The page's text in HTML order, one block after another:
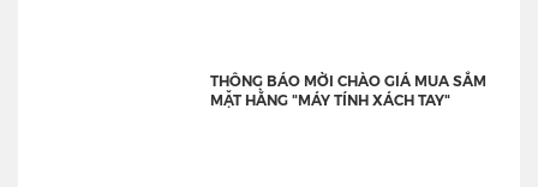
THÔNG BÁO MỜI CHÀO GIÁ MUA SẮM
MẶT HẰNG "MÁY TÍNH XÁCH TAY"